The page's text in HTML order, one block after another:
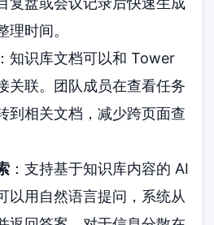
理时间。
知识库文档可以和 Tower
关联。团队成员在查看任务
到相关文档，减少跨页面查
：支持基于知识库内容的 AI
以用自然语言提问，系统从